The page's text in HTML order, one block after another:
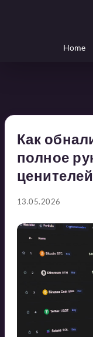
Home
Как
полное
13.05.2026